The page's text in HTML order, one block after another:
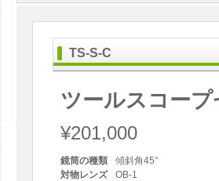
TS-S-C
ツールスコー
¥201,000
鏡筒の種類
傾斜角45°
対物レンズ
OB-1